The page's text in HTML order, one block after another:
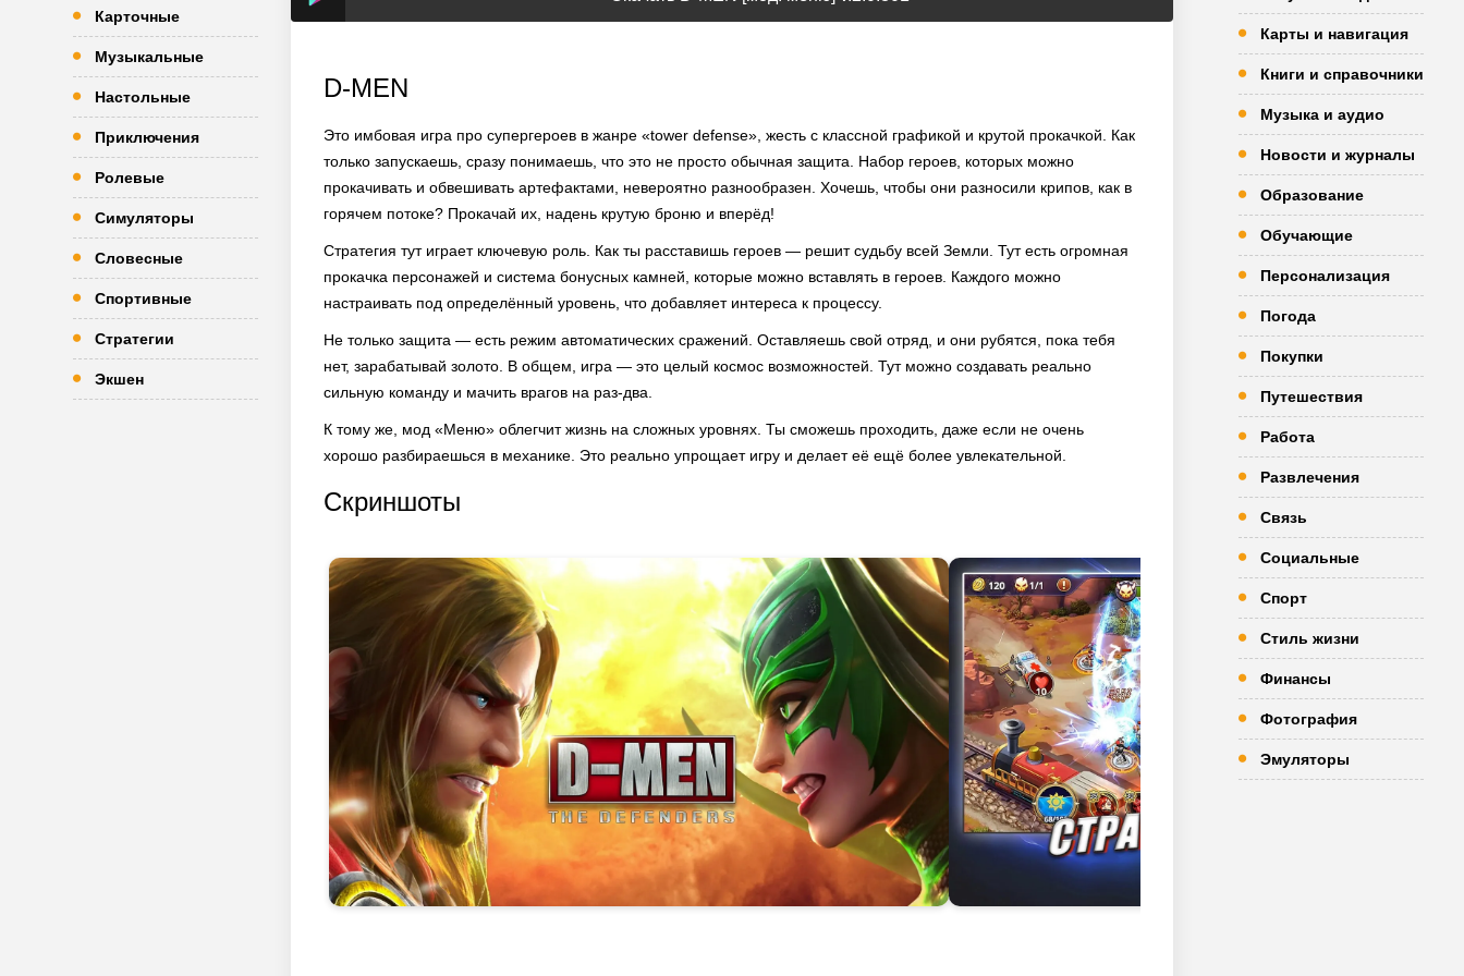
Карточные
Музыкальные
Настольные
Приключения
Ролевые
Симуляторы
Словесные
Спортивные
Стратегии
Экшен
D-MEN
Это имбовая игра про супергероев в жанре «tower defense», жесть с классной графикой и крутой прокачкой. Как
только запускаешь, сразу понимаешь, что это не просто обычная защита. Набор героев, которых можно
прокачивать и обвешивать артефактами, невероятно разнообразен. Хочешь, чтобы они разносили крипов, как в
горячем потоке? Прокачай их, надень крутую броню и вперёд!
Стратегия тут играет ключевую роль. Как ты расставишь героев — решит судьбу всей Земли. Тут есть огромная
прокачка персонажей и система бонусных камней, которые можно вставлять в героев. Каждого можно
настраивать под определённый уровень, что добавляет интереса к процессу.
Не только защита — есть режим автоматических сражений. Оставляешь свой отряд, и они рубятся, пока тебя
нет, зарабатывай золото. В общем, игра — это целый космос возможностей. Тут можно создавать реально
сильную команду и мачить врагов на раз-два.
К тому же, мод «Меню» облегчит жизнь на сложных уровнях. Ты сможешь проходить, даже если не очень
хорошо разбираешься в механике. Это реально упрощает игру и делает её ещё более увлекательной.
Скриншоты
Карты и навигация
Книги и справочники
Музыка и аудио
Новости и журналы
Образование
Обучающие
Персонализация
Погода
Покупки
Путешествия
Работа
Развлечения
Связь
Социальные
Спорт
Стиль жизни
Финансы
Фотография
Эмуляторы